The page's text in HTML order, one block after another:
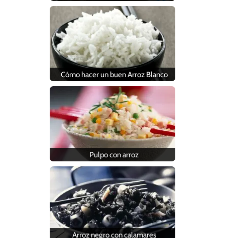
Cómo hacer un buen Arroz Blanco
Pulpo con arroz
Arroz negro con calamares